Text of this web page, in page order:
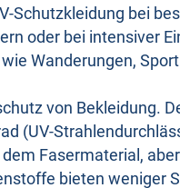
Schutzkleidung bei
oder bei intensiver
Wanderungen,
von Bekleidung.
(UV-
Fasermaterial,
bieten weniger